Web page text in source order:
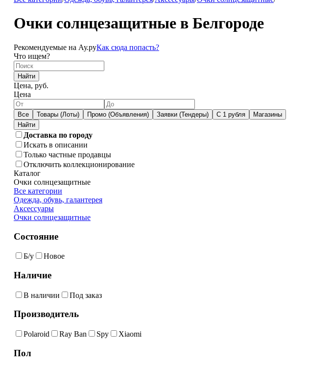
Очки солнцезащитные в Белгороде
Рекомендуемые на Ау.руКак сюда попасть?
Что ищем?
Найти
Цена, руб.
Цена
Все Товары (Лоты) Промо (Объявления) Заявки (Тендеры) С 1 рубля Магазины
Доставка по городу
Искать в описании
Только частные продавцы
Отключить коллекционирование
Каталог
Очки солнцезащитные
Все категории
Одежда, обувь, галантерея
Аксессуары
Очки солнцезащитные
Состояние
Б/у Новое
Наличие
В наличии Под заказ
Производитель
Polaroid Ray Ban Spy Xiaomi
Пол